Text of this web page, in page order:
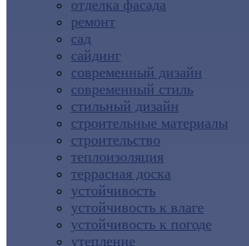
отделка фасада
ремонт
сад
сайдинг
современный дизайн
современный стиль
стильный дизайн
строительные материалы
строительство
теплоизоляция
террасная доска
устойчивость
устойчивость к влаге
устойчивость к погоде
утепление